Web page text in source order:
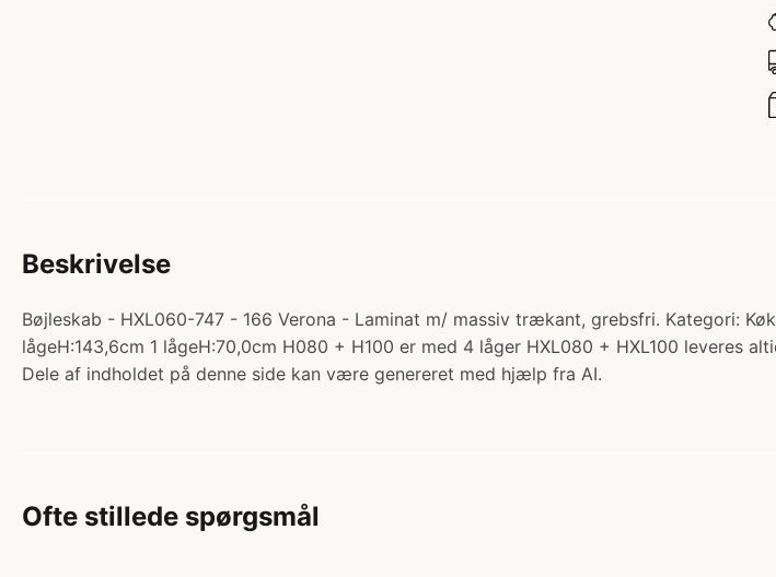
Beskrivelse
Bøjleskab - HXL060-747 - 166 Verona - Laminat m/ massiv trækant, grebsfri. Kategori:
lågeH:143,6cm 1 lågeH:70,0cm H080 + H100 er med 4 låger HXL080 + HXL100 leveres
Dele af indholdet på denne side kan være genereret med hjælp fra AI.
Ofte stillede spørgsmål